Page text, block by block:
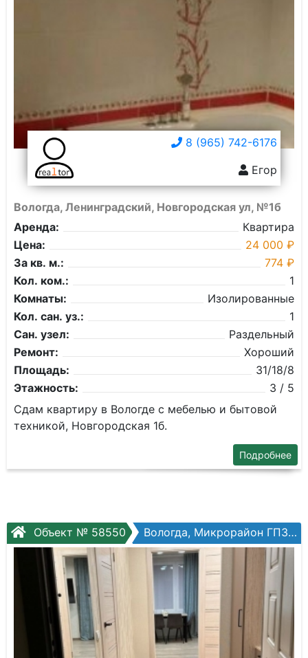
8 (965) 742-6176
Егор
Вологда, Ленинградский, Новгородская ул, №1б
Аренда:
Квартира
Цена:
24 000 ₽
За кв. м.:
774 ₽
Кол. ком.:
1
Комнаты:
Изолированные
Кол. сан. уз.:
1
Сан. узел:
Раздельный
Ремонт:
Хороший
Площадь:
31/18/8
Этажность:
3 / 5
Сдам квартиру в Вологде с мебелью и бытовой
техникой, Новгородская 1б.
Подробнее
Объект № 58550 Вологда, Микрорайон ГПЗ, Зеленый город, №4